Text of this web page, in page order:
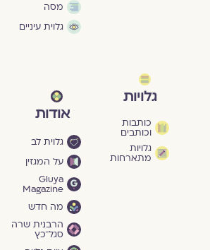
מסה
גלוית עיניים
גלויות
כותבות
וכותבים
גלויות
מתארחות
אודות
גלוית לב
על המגזין
Gluya
Magazine
מה חדש
הרבנית שרה
סגל־כץ